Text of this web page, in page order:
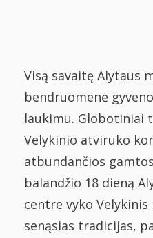
Visą savaitę Alytaus
bendruomenė
laukimu. Globotiniai
Velykinio atviruko
atbundančios
balandžio 18 dieną
centre vyko
senąsias tradicijas,